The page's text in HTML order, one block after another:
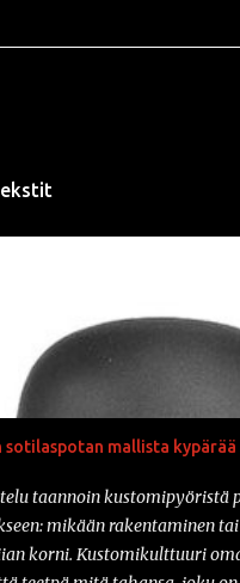
sotilaspotan mallista
taannoin kustomipyöristä
mikään rakentaminen
korni. Kustomikulttuuri